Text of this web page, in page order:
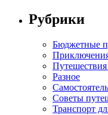
Рубрики
Бюджетные
Путешествия
Разное
Советы
Транспорт